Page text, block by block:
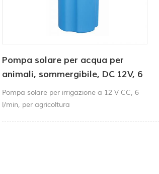
Pompa solare per acqua per
animali, sommergibile, DC 12V, 6
litri/min, fabbrica
Pompa solare per irrigazione a 12 V CC, 6
l/min, per agricoltura